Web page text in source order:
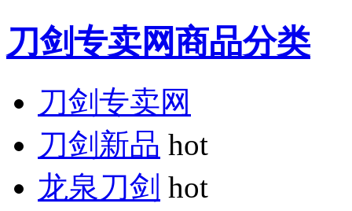
刀剑专卖网商品分类
刀剑专卖网
刀剑新品 hot
龙泉刀剑 hot